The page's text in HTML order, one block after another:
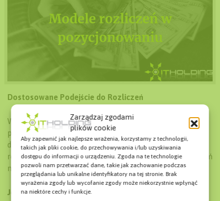
Zarządzaj zgodami
plików cookie
Aby zapewnić jak najlepsze wrażenia, korzystamy z technologii,
takich jak pliki cookie, do przechowywania i/lub uzyskiwania
dostępu do informacji o urządzeniu. Zgoda na te technologie
pozwoli nam przetwarzać dane, takie jak zachowanie podczas
przeglądania lub unikalne identyfikatory na tej stronie. Brak
wyrażenia zgody lub wycofanie zgody może niekorzystnie wpłynąć
na niektóre cechy i funkcje.
Dostosowane Podejście do Rozliczeń
W IT Holding rozumiemy, że każda firma ma inne
potrzeby i preferencje, jeśli chodzi o finansowanie
działań SEO. Dlatego oferujemy elastyczne opcje
rozliczeń, aby dopasować się do indywidualnych wymagań
naszych klientów.
Jednorazowe Płatności za Konkretne Etapy